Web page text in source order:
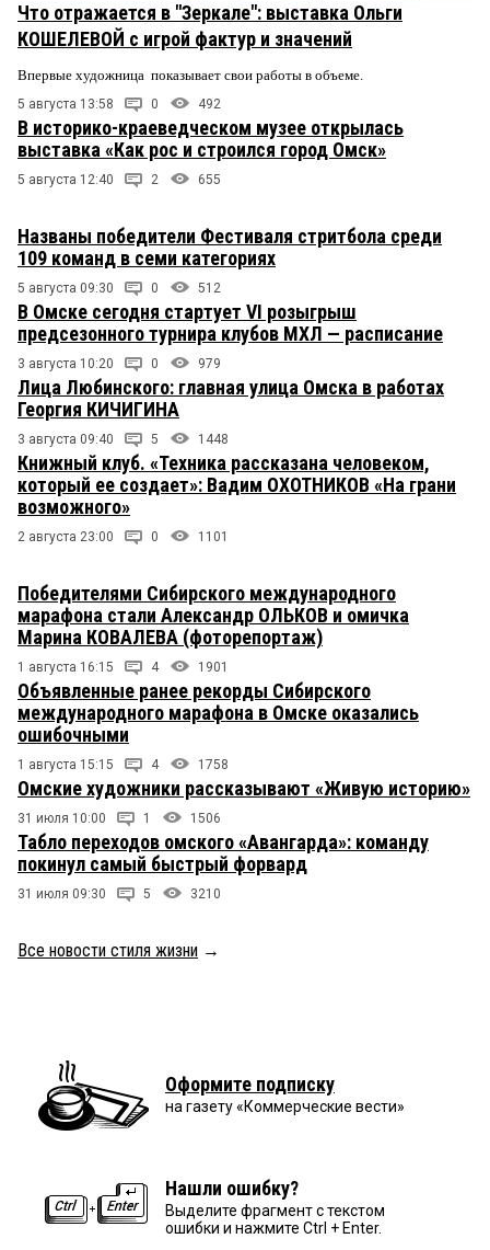
Что отражается в "Зеркале": выставка Ольги
КОШЕЛЕВОЙ с игрой фактур и значений
Впервые художница показывает свои работы в объеме.
5 августа 13:58 0 492
В историко-краеведческом музее открылась
выставка «Как рос и строился город Омск»
5 августа 12:40 2 655
Названы победители Фестиваля стритбола среди
109 команд в семи категориях
5 августа 09:30 0 512
В Омске сегодня стартует VI розыгрыш
предсезонного турнира клубов МХЛ — расписание
3 августа 10:20 0 979
Лица Любинского: главная улица Омска в работах
Георгия КИЧИГИНА
3 августа 09:40 5 1448
Книжный клуб. «Техника рассказана человеком,
который ее создает»: Вадим ОХОТНИКОВ «На грани
возможного»
2 августа 23:00 0 1101
Победителями Сибирского международного
марафона стали Александр ОЛЬКОВ и омичка
Марина КОВАЛЕВА (фоторепортаж)
1 августа 16:15 4 1901
Объявленные ранее рекорды Сибирского
международного марафона в Омске оказались
ошибочными
1 августа 15:15 4 1758
Омские художники рассказывают «Живую историю»
31 июля 10:00 1 1506
Табло переходов омского «Авангарда»: команду
покинул самый быстрый форвард
31 июля 09:30 5 3210
Все новости стиля жизни →
Оформите подписку
на газету «Коммерческие вести»
Нашли ошибку?
Выделите фрагмент с текстом
ошибки и нажмите Ctrl + Enter.